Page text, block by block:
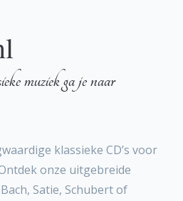
muziek ga je naar
klassieke CD’s voor
onze uitgebreide
Satie, Schubert of